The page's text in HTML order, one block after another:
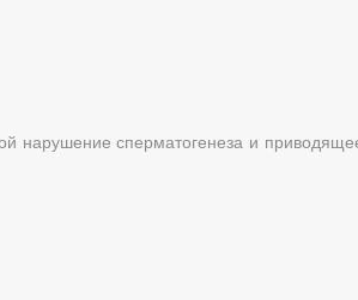
нарушение сперматогенеза и